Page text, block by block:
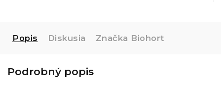
Popis Diskusia Značka Biohort
Podrobný popis